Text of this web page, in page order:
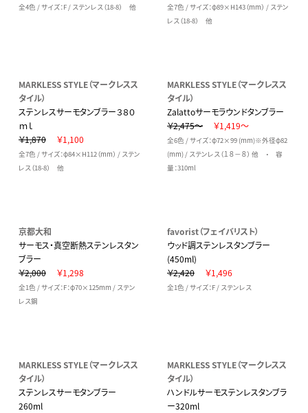
全4色 / サイズ：F / ステンレス（18-8） 他
全7色 / サイズ：φ89×H143（mm） / ステン
レス（18-8） 他
MARKLESS STYLE（マークレスス
タイル）
ステンレスサーモタンブラー３８０
ｍｌ
￥1,870
￥1,100
全7色 / サイズ：φ84×H112（mm） / ステン
レス（18-8） 他
MARKLESS STYLE（マークレスス
タイル）
Zalattoサーモラウンドタンブラー
￥2,475～
￥1,419～
全6色 / サイズ：φ72×99 (mm)※外径φ82
(mm) / ステンレス（１８－８） 他 ・ 容
量：310ml
京都大和
サーモス・真空断熱ステンレスタン
ブラー
￥2,000
￥1,298
全1色 / サイズ：F：φ70×125mm / ステン
レス鋼
favorist（フェイバリスト）
ウッド調ステンレスタンブラー
(450ml)
￥2,420
￥1,496
全1色 / サイズ：F / ステンレス
MARKLESS STYLE（マークレスス
タイル）
ステンレスサーモタンブラー
260ml
MARKLESS STYLE（マークレスス
タイル）
ハンドルサーモステンレスタンブラ
ー320ml